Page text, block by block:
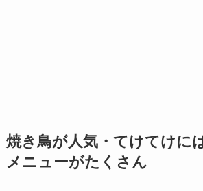
焼き鳥が人気・てけてけに
メニューがたくさん